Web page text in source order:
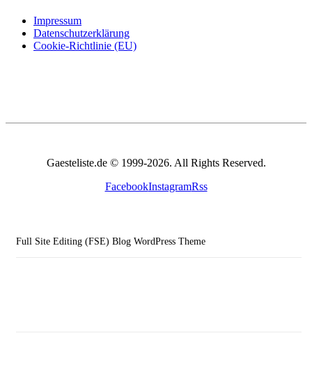
Impressum
Datenschutzerklärung
Cookie-Richtlinie (EU)
Gaesteliste.de © 1999-2026. All Rights Reserved.
FacebookInstagramRss
Full Site Editing (FSE) Blog WordPress Theme